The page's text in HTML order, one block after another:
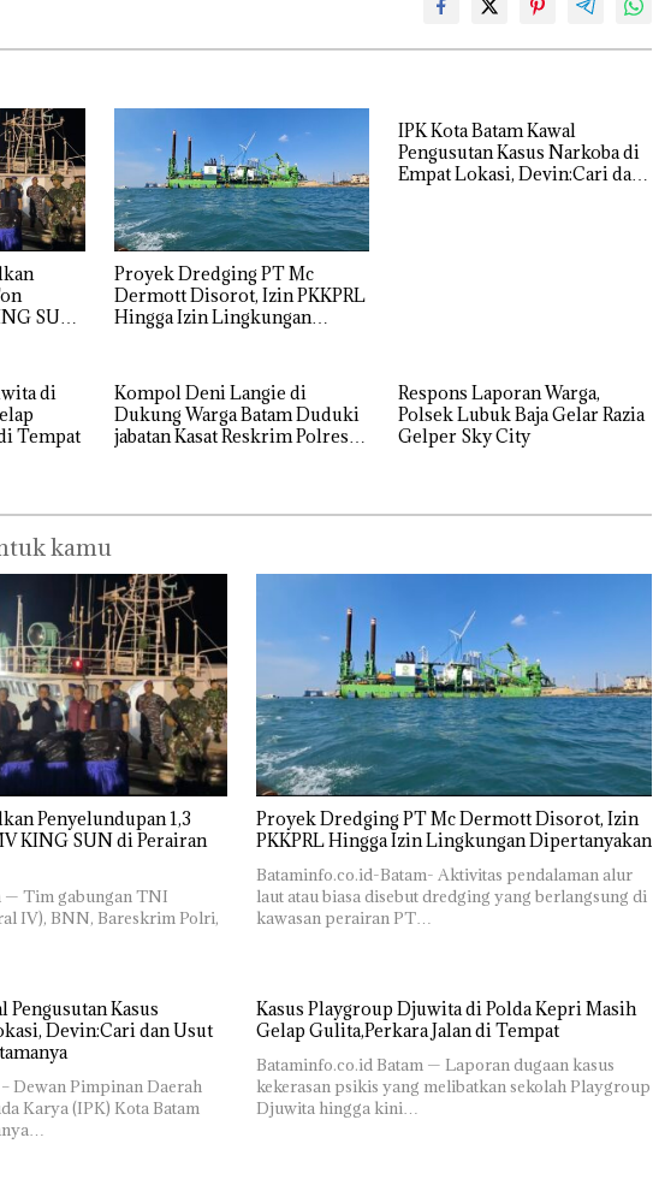
SUN
Proyek Dredging PT Mc
Dermott Disorot, Izin PKKPRL
Hingga Izin Lingkungan
IPK Kota Batam Kawal
Pengusutan Kasus Narkoba di
Empat Lokasi, Devin:Cari dan
di
Tempat
Kompol Deni Langie di
Dukung Warga Batam Duduki
jabatan Kasat Reskrim Polresta
Respons Laporan Warga,
Polsek Lubuk Baja Gelar Razia
Gelper Sky City
kamu
SUN di Perairan
— Tim gabungan TNI
IV), BNN, Bareskrim Polri,
Proyek Dredging PT Mc Dermott Disorot, Izin
PKKPRL Hingga Izin Lingkungan Dipertanyakan
Bataminfo.co.id-Batam- Aktivitas pendalaman alur
laut atau biasa disebut dredging yang berlangsung di
kawasan perairan PT…
Pengusutan Kasus
Devin:Cari dan Usut
Dewan Pimpinan Daerah
Karya (IPK) Kota Batam
Kasus Playgroup Djuwita di Polda Kepri Masih
Gelap Gulita,Perkara Jalan di Tempat
Bataminfo.co.id Batam — Laporan dugaan kasus
kekerasan psikis yang melibatkan sekolah Playgroup
Djuwita hingga kini…